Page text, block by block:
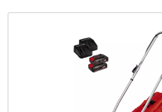
Nederlands